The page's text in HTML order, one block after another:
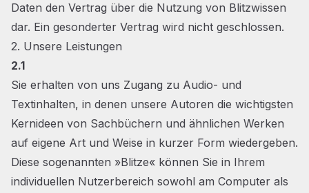
Daten den Vertrag über die Nutzung von Blitzwissen
dar. Ein gesonderter Vertrag wird nicht geschlossen.
2. Unsere Leistungen
2.1
Sie erhalten von uns Zugang zu Audio- und
Textinhalten, in denen unsere Autoren die wichtigsten
Kernideen von Sachbüchern und ähnlichen Werken
auf eigene Art und Weise in kurzer Form wiedergeben.
Diese sogenannten »Blitze« können Sie in Ihrem
individuellen Nutzerbereich sowohl am Computer als